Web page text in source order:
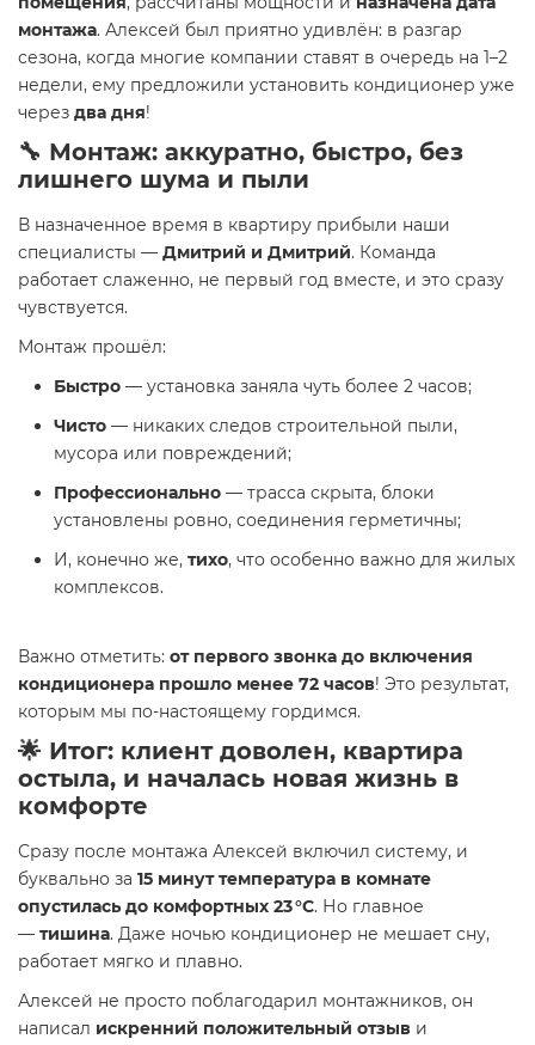
монтажа. Алексей был приятно удивлён: в разгар
сезона, когда многие компании ставят в очередь на 1–2
недели, ему предложили установить кондиционер уже
через два дня!
🔧 Монтаж: аккуратно, быстро, без
лишнего шума и пыли
В назначенное время в квартиру прибыли наши
специалисты — Дмитрий и Дмитрий. Команда
работает слаженно, не первый год вместе, и это сразу
чувствуется.
Монтаж прошёл:
Быстро — установка заняла чуть более 2 часов;
Чисто — никаких следов строительной пыли,
мусора или повреждений;
Профессионально — трасса скрыта, блоки
установлены ровно, соединения герметичны;
И, конечно же, тихо, что особенно важно для жилых
комплексов.
Важно отметить: от первого звонка до включения
кондиционера прошло менее 72 часов! Это результат,
которым мы по-настоящему гордимся.
🌟 Итог: клиент доволен, квартира
остыла, и началась новая жизнь в
комфорте
Сразу после монтажа Алексей включил систему, и
буквально за 15 минут температура в комнате
опустилась до комфортных 23 °C. Но главное
— тишина. Даже ночью кондиционер не мешает сну,
работает мягко и плавно.
Алексей не просто поблагодарил монтажников, он
написал искренний положительный отзыв и